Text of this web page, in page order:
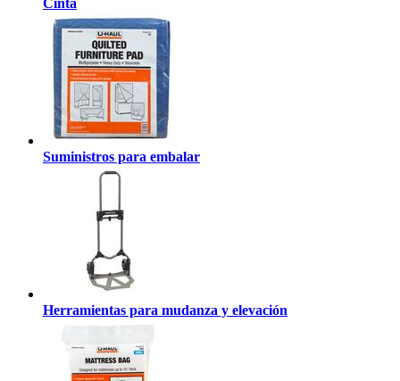
Cinta
Suministros para embalar
Herramientas para mudanza y elevación